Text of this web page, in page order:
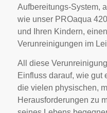
Aufbereitungs-System,
wie unser PROaqua
und Ihren Kindern,
Verunreinigungen im
All diese
Einfluss darauf, wie gut
die vielen physischen,
Herausforderungen zu